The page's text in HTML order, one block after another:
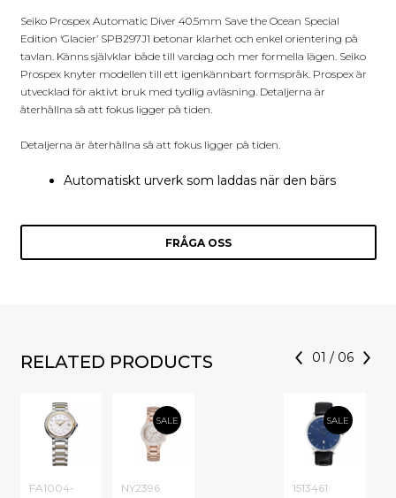
Seiko Prospex Automatic Diver 40.5mm Save the Ocean Special
Edition ‘Glacier’ SPB297J1 betonar klarhet och enkel orientering på
tavlan. Känns självklar både till vardag och mer formella lägen. Seiko
Prospex knyter modellen till ett igenkännbart formspråk. Prospex är
utvecklad för aktivt bruk med tydlig avläsning. Detaljerna är
återhållna så att fokus ligger på tiden.
Detaljerna är återhållna så att fokus ligger på tiden.
Automatiskt urverk som laddas när den bärs
FRÅGA OSS
RELATED PRODUCTS 01 / 06
FA1004-
SALE
1513461
SALE
NY2396